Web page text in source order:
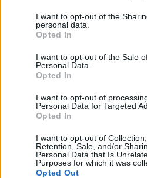
I want to opt-out of the
personal data.
Opted In
I want to opt-out of the Sale
Personal Data.
Opted In
I want to opt-out of
Personal Data for Targeted
Opted In
I want to opt-out of Collection,
Retention, Sale, and/or
Personal Data that Is
Purposes for which it was
Opted Out
Szaktanár által kidolgozott, garantált
érettségi tételeink közül a legújabb
Érettségi-felvételi